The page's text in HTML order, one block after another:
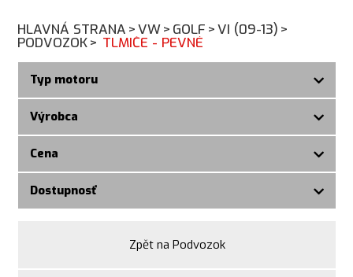
HLAVNÁ STRANA >VW> GOLF >VI (09-13) >
PODVOZOK> TLMIČE - PEVNÉ
Typ motoru
Výrobca
Cena
Dostupnosť
Zpět na Podvozok